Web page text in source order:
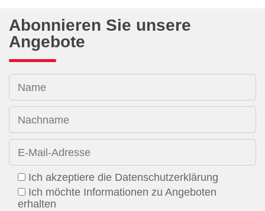
Abonnieren Sie unsere
Angebote
Name
Nachname
E-Mail-Adresse
Ich akzeptiere die Datenschutzerklärung
Ich möchte Informationen zu Angeboten
erhalten